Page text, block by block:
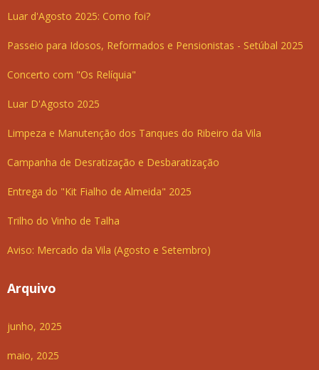
Luar d'Agosto 2025: Como foi?
Passeio para Idosos, Reformados e Pensionistas - Setúbal 2025
Concerto com "Os Relíquia"
Luar D'Agosto 2025
Limpeza e Manutenção dos Tanques do Ribeiro da Vila
Campanha de Desratização e Desbaratização
Entrega do "Kit Fialho de Almeida" 2025
Trilho do Vinho de Talha
Aviso: Mercado da Vila (Agosto e Setembro)
Arquivo
junho, 2025
maio, 2025